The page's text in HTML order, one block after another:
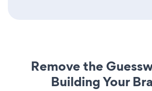
Remove the
Building Your